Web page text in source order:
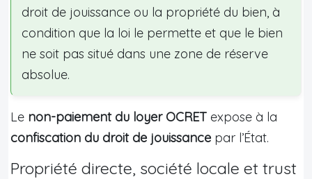
droit de jouissance ou la propriété du bien, à
condition que la loi le permette et que le bien
ne soit pas situé dans une zone de réserve
absolue.
Le non-paiement du loyer OCRET expose à la
confiscation du droit de jouissance par l’État.
Propriété directe, société locale et trust